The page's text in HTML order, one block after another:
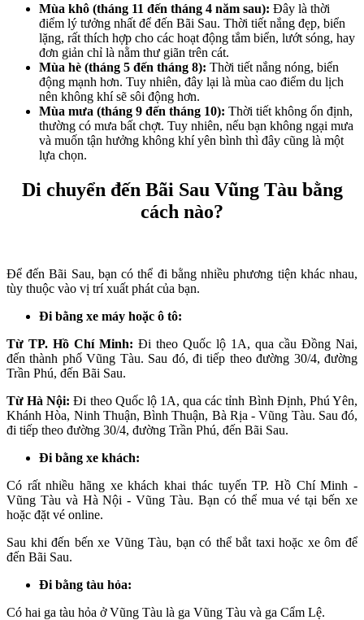
Mùa khô (tháng 11 đến tháng 4 năm sau): Đây là thời
điểm lý tưởng nhất để đến Bãi Sau. Thời tiết nắng đẹp, biển
lặng, rất thích hợp cho các hoạt động tắm biển, lướt sóng, hay
đơn giản chỉ là nằm thư giãn trên cát.
Mùa hè (tháng 5 đến tháng 8): Thời tiết nắng nóng, biển
động mạnh hơn. Tuy nhiên, đây lại là mùa cao điểm du lịch
nên không khí sẽ sôi động hơn.
Mùa mưa (tháng 9 đến tháng 10): Thời tiết không ổn định,
thường có mưa bất chợt. Tuy nhiên, nếu bạn không ngại mưa
và muốn tận hưởng không khí yên bình thì đây cũng là một
lựa chọn.
Di chuyển đến Bãi Sau Vũng Tàu bằng
cách nào?
Để đến Bãi Sau, bạn có thể đi bằng nhiều phương tiện khác nhau,
tùy thuộc vào vị trí xuất phát của bạn.
Đi bằng xe máy hoặc ô tô:
Từ TP. Hồ Chí Minh: Đi theo Quốc lộ 1A, qua cầu Đồng Nai,
đến thành phố Vũng Tàu. Sau đó, đi tiếp theo đường 30/4, đường
Trần Phú, đến Bãi Sau.
Từ Hà Nội: Đi theo Quốc lộ 1A, qua các tỉnh Bình Định, Phú Yên,
Khánh Hòa, Ninh Thuận, Bình Thuận, Bà Rịa - Vũng Tàu. Sau đó,
đi tiếp theo đường 30/4, đường Trần Phú, đến Bãi Sau.
Đi bằng xe khách:
Có rất nhiều hãng xe khách khai thác tuyến TP. Hồ Chí Minh -
Vũng Tàu và Hà Nội - Vũng Tàu. Bạn có thể mua vé tại bến xe
hoặc đặt vé online.
Sau khi đến bến xe Vũng Tàu, bạn có thể bắt taxi hoặc xe ôm để
đến Bãi Sau.
Đi bằng tàu hỏa:
Có hai ga tàu hỏa ở Vũng Tàu là ga Vũng Tàu và ga Cẩm Lệ.